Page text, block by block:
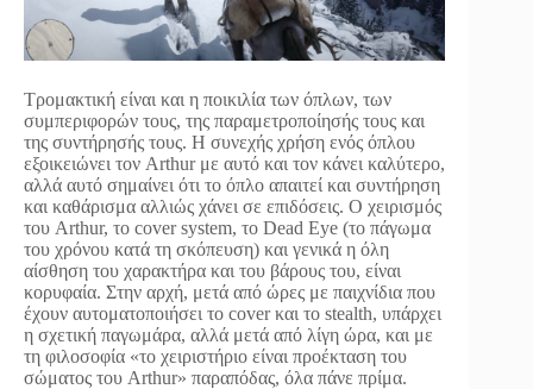
Τρομακτική είναι και η ποικιλία των όπλων, των
συμπεριφορών τους, της παραμετροποίησής τους και
της συντήρησής τους. Η συνεχής χρήση ενός όπλου
εξοικειώνει τον Arthur με αυτό και τον κάνει καλύτερο,
αλλά αυτό σημαίνει ότι το όπλο απαιτεί και συντήρηση
και καθάρισμα αλλιώς χάνει σε επιδόσεις. Ο χειρισμός
του Arthur, το cover system, το Dead Eye (το πάγωμα
του χρόνου κατά τη σκόπευση) και γενικά η όλη
αίσθηση του χαρακτήρα και του βάρους του, είναι
κορυφαία. Στην αρχή, μετά από ώρες με παιχνίδια που
έχουν αυτοματοποιήσει το cover και το stealth, υπάρχει
η σχετική παγωμάρα, αλλά μετά από λίγη ώρα, και με
τη φιλοσοφία «το χειριστήριο είναι προέκταση του
σώματος του Arthur» παραπόδας, όλα πάνε πρίμα.